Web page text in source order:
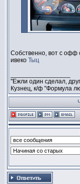
Собственно, вот с офф
ивеко Тыц
"Ежли один сделал,
Кузнец, к/ф "Формула